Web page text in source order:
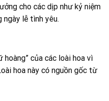
cho các dịp như kỷ niệm
ngày lễ tình yêu.
hoàng” của các loài hoa vì
hoa này có nguồn gốc từ